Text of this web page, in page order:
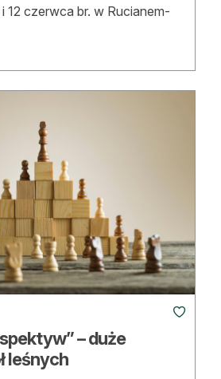
Polskiego”
i 12 czerwca br. w Rucianem-
– duże
leśnych